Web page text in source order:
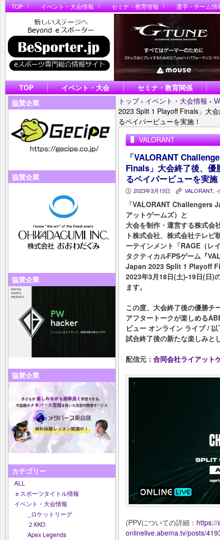
TOP イベント・大会情報 セミナ・教育情報 選手・チーム情
TOP イベント・大会
セミナ・教育関係
協賛企業
協賛企業
協賛企業
協賛企業
カテゴリー
ALL
ｅスポーツタイトル情報
イベント・大会情報
_ロケットリーグ
２XKO
Apex Legends
トップ › イベント・大会情報 ›
2023 Split 1 Playoff Finals」大
るペイパービューを実施！
VALORANT
「VALORANT
Finals」大会終了後、優
るペイパービューを実施
P 2023年3月13日 K VALORANT,
「VALORANT Challengers
アットゲームズ）と
大会を制作・運営する株式会
ト株式会社、株式会社テレ
ーテインメント「RAGE（レ
タクティカルFPSゲーム『
Japan 2023 Split 1 Playoff
2023年3月18日(土)-19日(日)
ます。
この度、大会終了後の優勝チ
アフタートークが楽しめる
ビュー オンライン ライブ /
試合終了後の新たな楽しみと
配信元： 合同会社ライアット
(PPVについての詳細： https://
onlinelive.abema.tv/posts/